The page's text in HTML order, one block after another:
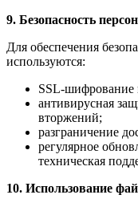
9. Безопасность
Для обеспечения
используются:
SSL-шифрование
антивирусная
вторжений;
разграничение
регулярное
техническая
10. Использование